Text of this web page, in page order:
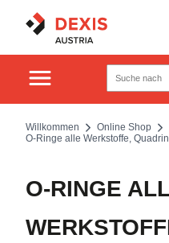
Willkommen Online Shop
O-Ringe alle Werkstoffe,
O-RINGE